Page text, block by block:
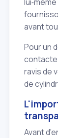
avant
Pour un
ravis de
de
Avant